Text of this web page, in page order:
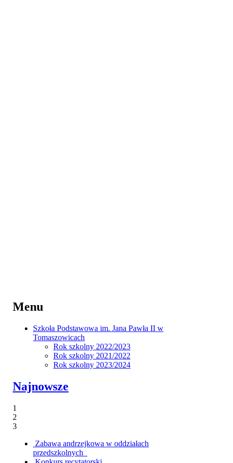
Menu
Szkoła Podstawowa im. Jana Pawła II w
Tomaszowicach
Rok szkolny 2022/2023
Rok szkolny 2021/2022
Rok szkolny 2023/2024
Najnowsze
1
2
3
Zabawa andrzejkowa w oddziałach
przedszkolnych